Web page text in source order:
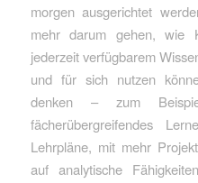
morgen ausgerichtet
mehr darum gehen, wie
jederzeit verfügbarem
und für sich nutzen
denken – zum
fächerübergreifendes
Lehrpläne, mit mehr
auf analytische